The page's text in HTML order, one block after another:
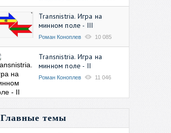
Transnistria. Игра на
минном поле - III
Роман Коноплев 10 085
Transnistria. Игра на
минном поле - II
Роман Коноплев 11 046
Главные темы